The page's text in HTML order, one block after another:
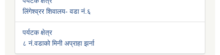
लिंगेश्व्रर शिवालय- वडा नं.६
पर्यटक क्षेत्र
८ नं.वडाको मिनी अप्राहा झर्ना